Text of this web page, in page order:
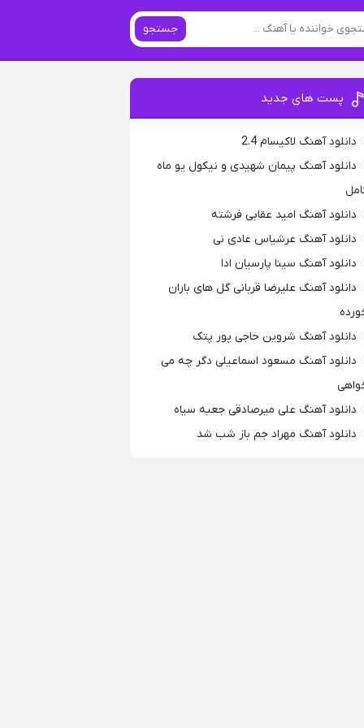
جستجو
پست های جدید
دانلود آهنگ لاکیسام 2.4
دانلود آهنگ پیمان شهیدی و نیکول یو ماه
دانلود آهنگ امید عقابی فرشته
دانلود آهنگ عرشیاس عادی نی
دانلود آهنگ سینا پارسیان ادا
دانلود آهنگ علیرضا قربانی گل های باران
دانلود آهنگ شروین حاجی پور پتک
دانلود آهنگ مسعود اسماعیلی دگر چه می
دانلود آهنگ علی میرصادقی جعبه سیاه
دانلود آهنگ مهراد جم باز شب شد